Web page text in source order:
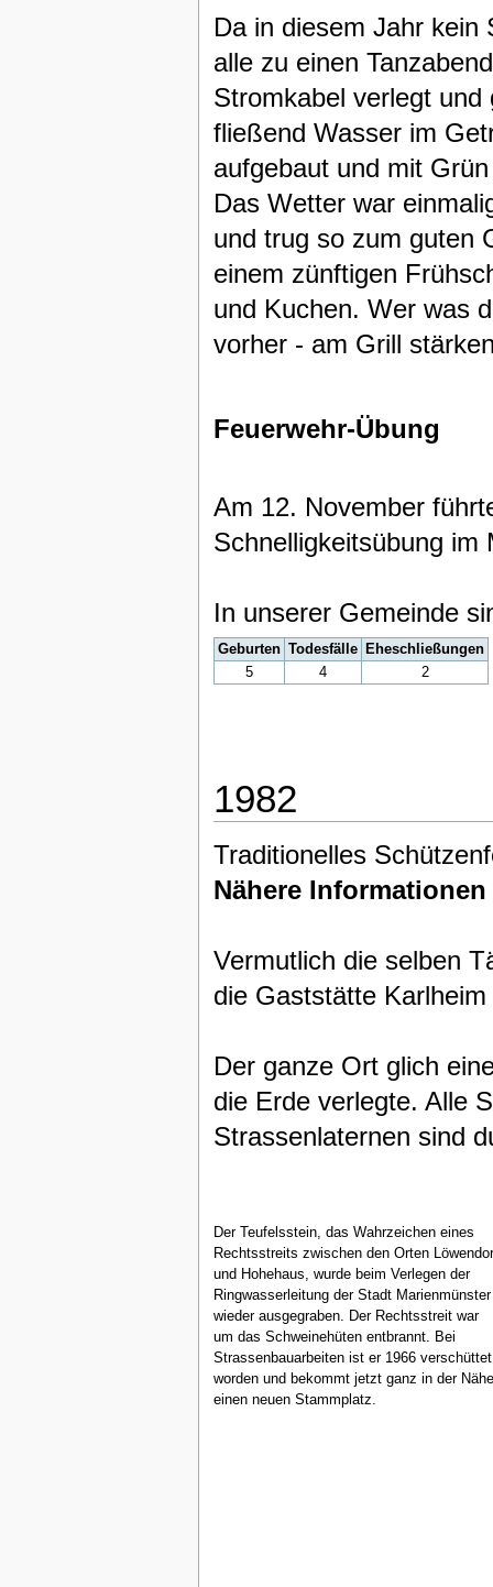
Da in diesem Jahr kein
alle zu einen
Stromkabel verlegt
fließend Wasser im
aufgebaut und mit
Das Wetter war
und trug so zum guten
einem zünftigen
und Kuchen. Wer was
vorher - am Grill
Feuerwehr-Übung
Am 12. November
Schnelligkeitsübung im
In unserer Gemeinde
Geburten Todesfälle
Eheschließungen
5
4 2
1982
Traditionelles
Nähere
Vermutlich die selben
die Gaststätte
Der ganze Ort glich
die Erde verlegte. Alle
Strassenlaternen sind
Der Teufelsstein, das Wahrzeichen eines
Rechtsstreits zwischen den Orten
und Hohehaus, wurde beim Verlegen der
Ringwasserleitung der Stadt Marienmünster
wieder ausgegraben. Der Rechtsstreit war
um das Schweinehüten entbrannt. Bei
Strassenbauarbeiten ist er 1966 verschüttet
worden und bekommt jetzt ganz in der
einen neuen Stammplatz.